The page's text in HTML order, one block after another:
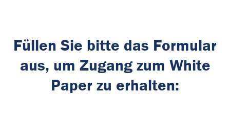
Füllen Sie bitte das Formular
aus, um Zugang zum White
Paper zu erhalten: